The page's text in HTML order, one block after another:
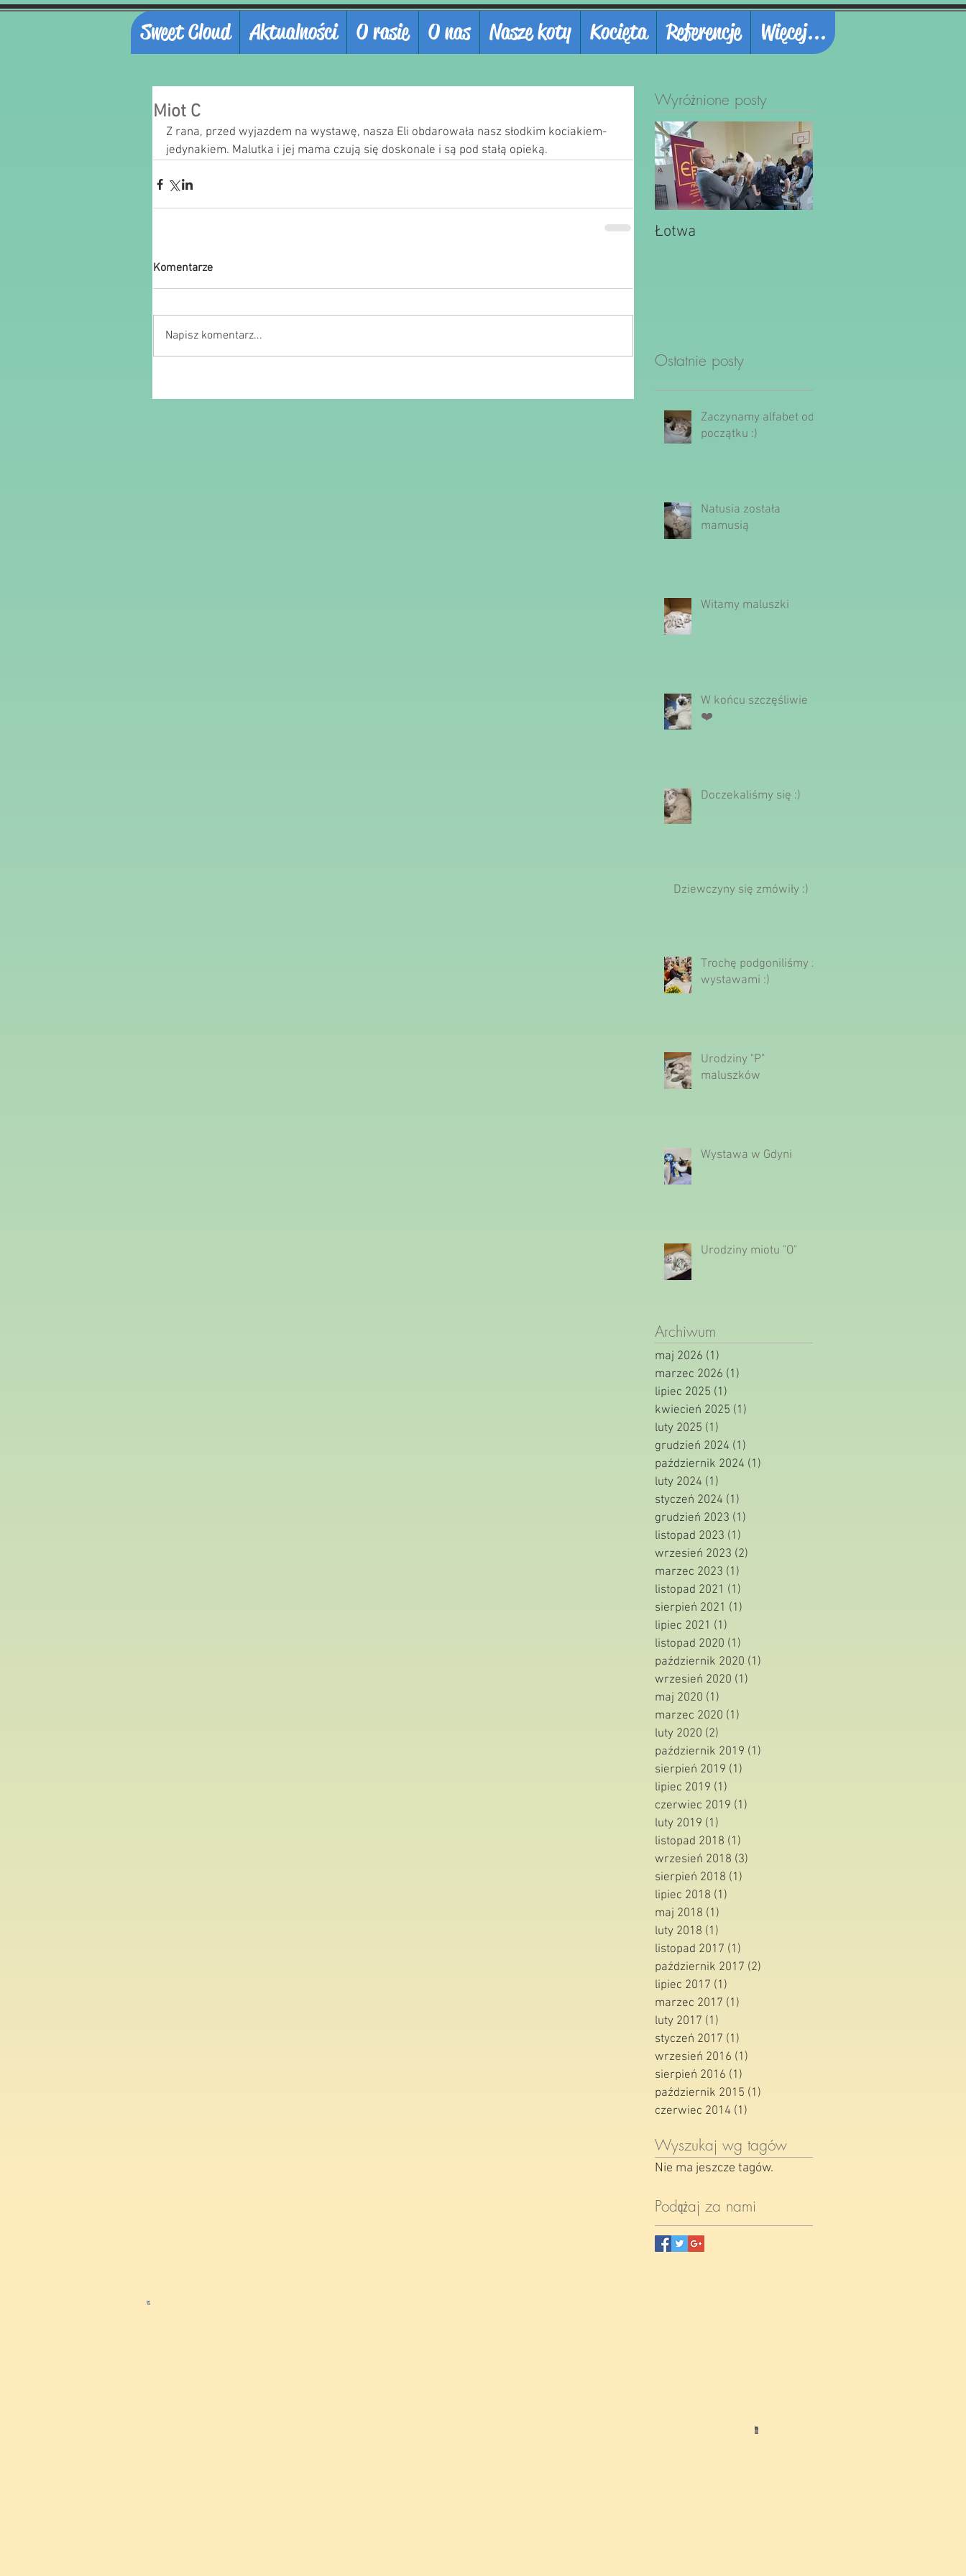
Sweet Cloud Aktualności O rasie O nas Nasze koty Kocięta Referencje Więcej...
Miot C
Z rana, przed wyjazdem na wystawę, nasza Eli obdarowała nasz słodkim kociakiem-
jedynakiem. Malutka i jej mama czują się doskonale i są pod stałą opieką.
Komentarze
Napisz komentarz...
Wyróżnione posty
Łotwa
Ostatnie posty
Zaczynamy alfabet od
początku :)
Natusia została
mamusią
Witamy maluszki
W końcu szczęśliwie
❤️
Doczekaliśmy się :)
Dziewczyny się zmówiły :)
Trochę podgoniliśmy z
wystawami :)
Urodziny "P"
maluszków
Wystawa w Gdyni
Urodziny miotu "O"
Archiwum
maj 2026 (1)
marzec 2026 (1)
lipiec 2025 (1)
kwiecień 2025 (1)
luty 2025 (1)
grudzień 2024 (1)
październik 2024 (1)
luty 2024 (1)
styczeń 2024 (1)
grudzień 2023 (1)
listopad 2023 (1)
wrzesień 2023 (2)
marzec 2023 (1)
listopad 2021 (1)
sierpień 2021 (1)
lipiec 2021 (1)
listopad 2020 (1)
październik 2020 (1)
wrzesień 2020 (1)
maj 2020 (1)
marzec 2020 (1)
luty 2020 (2)
październik 2019 (1)
sierpień 2019 (1)
lipiec 2019 (1)
czerwiec 2019 (1)
luty 2019 (1)
listopad 2018 (1)
wrzesień 2018 (3)
sierpień 2018 (1)
lipiec 2018 (1)
maj 2018 (1)
luty 2018 (1)
listopad 2017 (1)
październik 2017 (2)
lipiec 2017 (1)
marzec 2017 (1)
luty 2017 (1)
styczeń 2017 (1)
wrzesień 2016 (1)
sierpień 2016 (1)
październik 2015 (1)
czerwiec 2014 (1)
Wyszukaj wg tagów
Nie ma jeszcze tagów.
Podążaj za nami